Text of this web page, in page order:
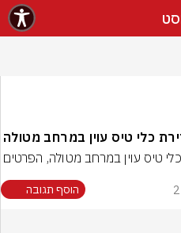
כלי טיס עוין במרחב מטולה
2 הוסף תגובה